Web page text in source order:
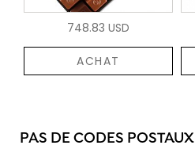
748.83 USD
ACHAT
PAS DE CODES POSTAUX